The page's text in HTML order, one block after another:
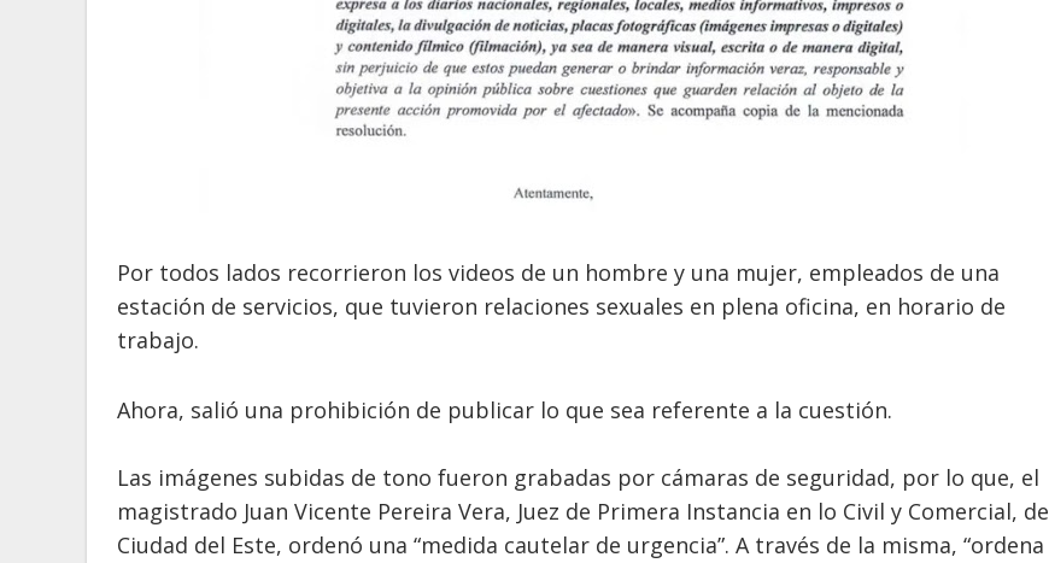
Por todos lados recorrieron los videos de un hombre y una mujer, empleados de una
estación de servicios, que tuvieron relaciones sexuales en plena oficina, en horario de
trabajo.
Ahora, salió una prohibición de publicar lo que sea referente a la cuestión.
Las imágenes subidas de tono fueron grabadas por cámaras de seguridad, por lo que, el
magistrado Juan Vicente Pereira Vera, Juez de Primera Instancia en lo Civil y Comercial, de
Ciudad del Este, ordenó una “medida cautelar de urgencia”. A través de la misma, “ordena